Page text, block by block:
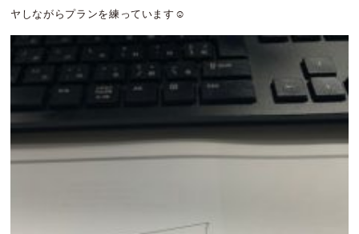
ヤしながらプランを練っています☺